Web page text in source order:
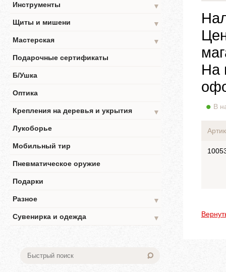
Инструменты
▼
Щиты и мишени
▼
Мастерская
▼
Подарочные сертификаты
Б/Ушка
Оптика
Крепления на деревья и укрытия
▼
Лукоборье
Мобильный тир
Пневматическое оружие
Подарки
Разное
▼
Сувенирка и одежда
▼
На
В